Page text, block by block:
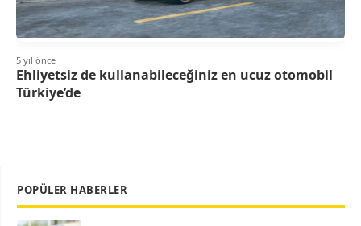
5 yıl önce
Ehliyetsiz de kullanabileceğiniz en ucuz otomobil
Türkiye’de
POPÜLER HABERLER